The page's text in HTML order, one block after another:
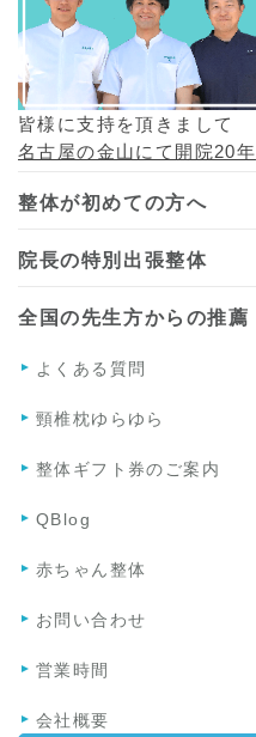
皆様に支持を頂きまして
名古屋の金山にて開院20年
整体が初めての方へ
院長の特別出張整体
全国の先生方からの推薦
よくある質問
頸椎枕ゆらゆら
整体ギフト券のご案内
QBlog
赤ちゃん整体
お問い合わせ
営業時間
会社概要